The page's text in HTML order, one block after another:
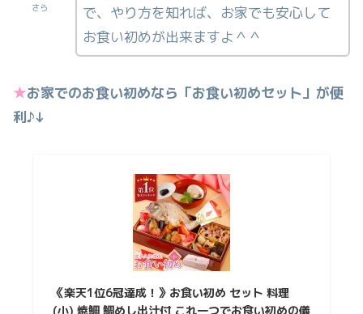
さら
で、やり方を知れば、お家でも安心して
お食い初めが出来ますよ＾＾
★お家でのお食い初めなら「お食い初めセット」が便
利♪↓
《楽天1位6冠達成！》お食い初め セット 料理
(小) 焼鯛 鯛めし出汁付 これ一つでお食い初めの儀